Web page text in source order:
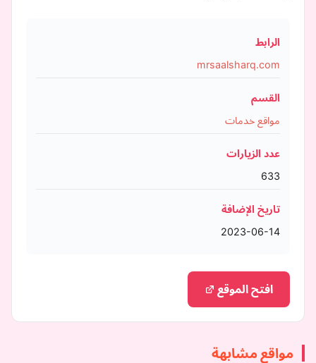
الرابط
mrsaalsharq.com
القسم
مواقع خدمات
عدد الزيارات
633
تاريخ الإضافة
2023-06-14
افتح الموقع
مواقع مشابهة